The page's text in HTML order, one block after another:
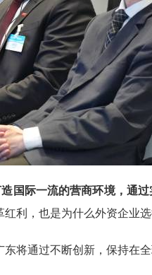
国际一流的营商环境，通
利，也是为什么外资企业
通过不断创新，保持在